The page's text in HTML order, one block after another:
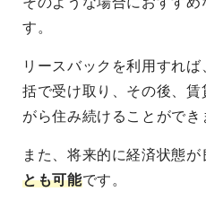
す。
リースバックを利用すれ
括で受け取り、その後、
がら住み続けることができ
また、将来的に経済状態が
とも可能です。